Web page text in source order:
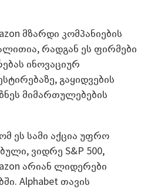
მზარდი კომპანიების
რადგან ეს ფირმები
ინოვაციურ
გაყიდვების
მიმართულებების
ეს სამი აქცია უფრო
ვიდრე S&P 500,
არიან ლიდერები
Alphabet თავის